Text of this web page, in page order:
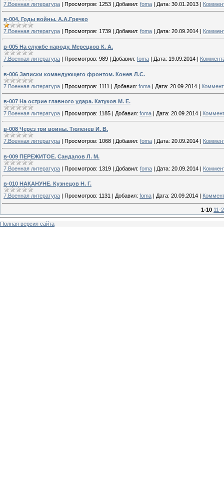
7.Военная литература | Просмотров: 1253 | Добавил: foma | Дата: 30.01.2013 |
в-004. Годы войны. А.А.Гречко
7.Военная литература
Просмотров: 1739 Добавил: foma Дата: 20.09.2014
в-005 На службе народу. Мерецков К. А.
7.Военная литература | Просмотров: 989 | Добавил: foma | Дата: 19.09.2014 |
в-006 Записки командующего фронтом. Конев Л.С.
7.Военная литература | Просмотров: 1111 | Добавил: foma | Дата: 20.09.2014 |
в-007 На острие главного удара. Катуков М. Е.
7.Военная литература
Просмотров: 1185 Добавил: foma Дата: 20.09.2014
в-008 Через три воины. Тюленев И. В.
7.Военная литература | Просмотров: 1068 | Добавил: foma | Дата: 20.09.2014 |
в-009 ПЕРЕЖИТОЕ. Сандалов Л. М.
7.Военная литература | Просмотров: 1319 | Добавил: foma | Дата: 20.09.2014 |
в-010 НАКАНУНЕ. Кузнецов Н. Г.
7.Военная литература | Просмотров: 1131 | Добавил: foma | Дата: 20.09.2014 |
1-10 11-
Полная версия сайта